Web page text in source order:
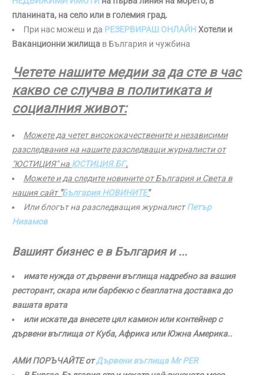
планината, на село или в големия град.
При нас можеш и да РЕЗЕРВИРАШ ОНЛАЙН Хотели и
Ваканционни жилища в България и чужбина
Четете нашите медии за да сте в час
какво се случва в политиката и
социалния живот:
Можете да четет висококачествените и независими
разследвания на нашите разследващи журналисти от
"ЮСТИЦИЯ" на ЮСТИЦИЯ.БГ.
Можете и да следите новините от България и Света в
нашия сайт "България НОВИНИТЕ"
Или блогът на разследващия журналистПетър
Низамов
Вашият бизнес е в България и ...
имате нужда от дървени въглища надребно за вашия
ресторант, скара или барбекю с безплатна доставка до
вашата врата
или искате да внесете цял камион или контейнер с
дървени въглища от Куба, Африка или Южна Америка..
АМИ ПОРЪЧАЙТЕ отДървени въглища Mr PER